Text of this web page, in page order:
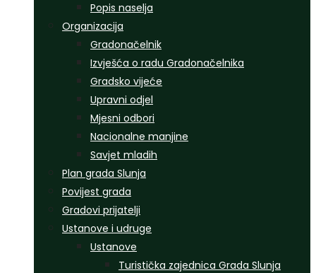
Popis naselja
Organizacija
Gradonačelnik
Izvješća o radu Gradonačelnika
Gradsko vijeće
Upravni odjel
Mjesni odbori
Nacionalne manjine
Savjet mladih
Plan grada Slunja
Povijest grada
Gradovi prijatelji
Ustanove i udruge
Ustanove
Turistička zajednica Grada Slunja